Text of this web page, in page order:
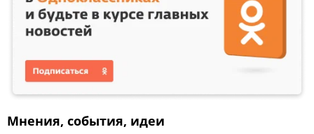
Мнения, события, идеи